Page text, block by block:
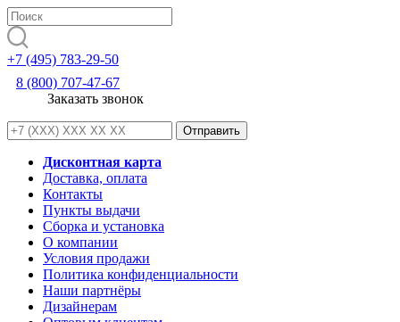
+7 (495) 783-29-50
8 (800) 707-47-67
Заказать звонок
Дисконтная карта
Доставка, оплата
Контакты
Пункты выдачи
Сборка и установка
О компании
Условия продажи
Политика конфиденциальности
Наши партнёры
Дизайнерам